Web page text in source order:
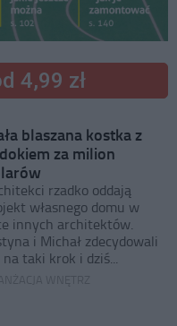
4,99 zł
blaszana kostka z
za milion
rzadko oddają
własnego domu w
innych architektów.
i Michał zdecydowali
na taki krok i dziś...